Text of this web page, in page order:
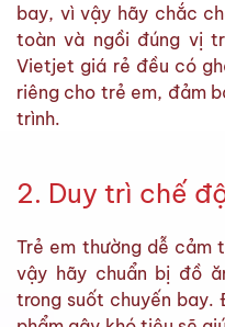
bay, vì vậy hãy chắc
toàn và ngồi đúng vị
Vietjet giá rẻ đều có
riêng cho trẻ em, đảm
trình.
2. Duy trì chế
Trẻ em thường dễ cảm
vậy hãy chuẩn bị đồ
trong suốt chuyến